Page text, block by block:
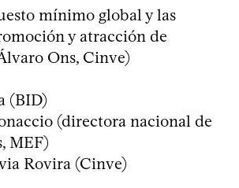
mínimo global y las
y atracción de
Ons, Cinve)
(BID)
(directora nacional de
MEF)
Rovira (Cinve)